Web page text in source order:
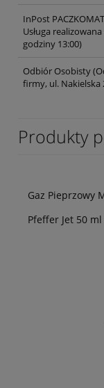
InPost
Usługa
godziny 13:00)
Odbiór Osobisty
firmy, ul. Nakielska
Produkty
Gaz Pieprzowy
Pfeffer Jet 50 ml